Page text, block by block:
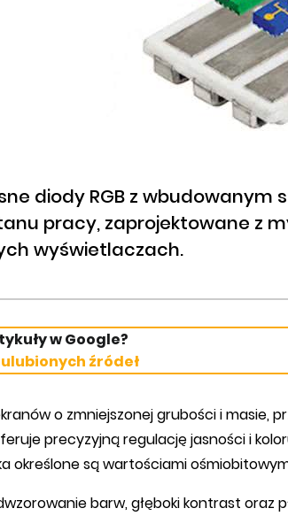
diody RGB z wbudowanym
pracy, zaprojektowane z
wyświetlaczach.
w Google?
źródeł
o zmniejszonej grubości i masie,
precyzyjną regulację jasności i
określone są wartościami
barw, głęboki kontrast oraz